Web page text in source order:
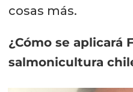
cosas más.
¿Cómo se aplicará
salmonicultura